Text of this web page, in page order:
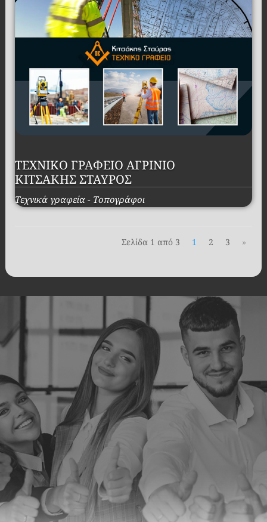
ΤΕΧΝΙΚΟ ΓΡΑΦΕΙΟ ΑΓΡΙΝΙΟ
ΚΙΤΣΑΚΗΣ ΣΤΑΥΡΟΣ
Τεχνικά γραφεία - Τοπογράφοι
Σελίδα 1 από 3 1 2 3 »